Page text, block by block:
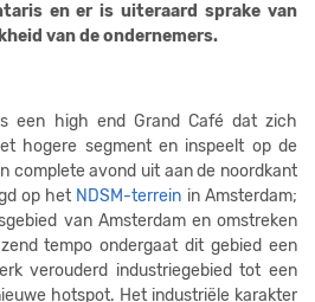
en er is uiteraard sprake van
van de ondernemers.
een high end Grand Café dat zich
hogere segment en inspeelt op de
complete avond uit aan de noordkant
op het NDSM-terrein in Amsterdam;
van Amsterdam en omstreken
tempo ondergaat dit gebied een
verouderd industriegebied tot een
hotspot. Het industriële karakter